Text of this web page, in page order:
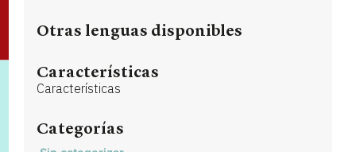
Otras lenguas disponibles
Características
Características
Categorías